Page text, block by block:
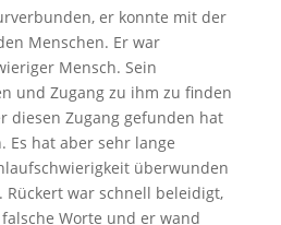
er konnte mit der
Menschen. Er war
Mensch. Sein
und Zugang zu ihm zu finden
diesen Zugang gefunden hat
Es hat aber sehr lange
überwunden
war schnell beleidigt,
Worte und er wand